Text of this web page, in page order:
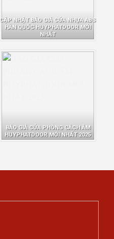
CẬP NHẬT BÁO GIÁ CỬA NHỰA ABS
HÀN QUỐC HUYPHATDOOR MỚI
NHẤT
BÁO GIÁ CỬA PHÒNG CÁCH ÂM
HUYPHATDOOR MỚI NHẤT 2025